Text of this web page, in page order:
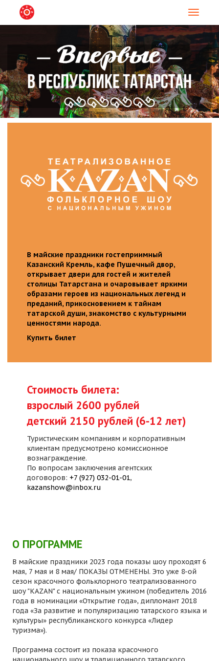
В майские праздники гостеприимный
Казанский Кремль, кафе Пушечный двор,
открывает двери для гостей и жителей
столицы Татарстана и очаровывает яркими
образами героев из национальных легенд и
преданий, прикосновением к тайнам
татарской души, знакомство с культурными
ценностями народа.
Купить билет
Стоимость билета:
взрослый 2600 рублей
детский 2150 рублей (6-12 лет)
Туристическим компаниям и корпоративным
клиентам предусмотрено комиссионное
вознаграждение.
По вопросам заключения агентских
договоров: +7 (927) 032-01-01,
kazanshow@inbox.ru
О ПРОГРАММЕ
В майские праздники 2023 года показы шоу проходят 6
мая, 7 мая и 8 мая/ ПОКАЗЫ ОТМЕНЕНЫ. Это уже 8-ой
сезон красочного фольклорного театрализованного
шоу "KAZAN" с национальным ужином (победитель 2016
года в номинации «Открытие года», дипломант 2018
года «За развитие и популяризацию татарского языка и
культуры» республиканского конкурса «Лидер
туризма»).
Программа состоит из показа красочного